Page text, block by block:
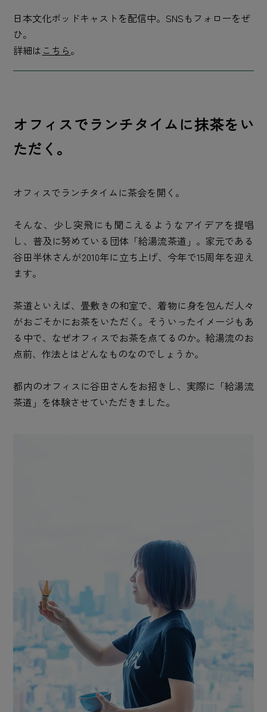
日本文化ポッドキャストを配信中。SNSもフォローをぜ
ひ。
詳細は こちら。
オフィスでランチタイムに抹茶をい
ただく。
オフィスでランチタイムに茶会を開く。
そんな、少し突飛にも聞こえるようなアイデアを提唱
し、普及に努めている団体「給湯流茶道」。家元である
谷田半休さんが2010年に立ち上げ、今年で15周年を迎え
ます。
茶道といえば、畳敷きの和室で、着物に身を包んだ人々
がおごそかにお茶をいただく。そういったイメージもあ
る中で、なぜオフィスでお茶を点てるのか。給湯流のお
点前、作法とはどんなものなのでしょうか。
都内のオフィスに谷田さんをお招きし、実際に「給湯流
茶道」を体験させていただきました。